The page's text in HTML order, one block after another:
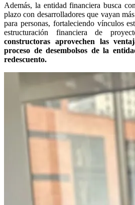
Además, la entidad financiera busca
plazo con desarrolladores que vayan
para personas, fortaleciendo vínculos
estructuración financiera de
constructoras aprovechen las
proceso de desembolsos de la
redescuento.